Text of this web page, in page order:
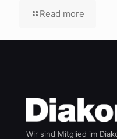
Read more
Wir sind Mitglied im